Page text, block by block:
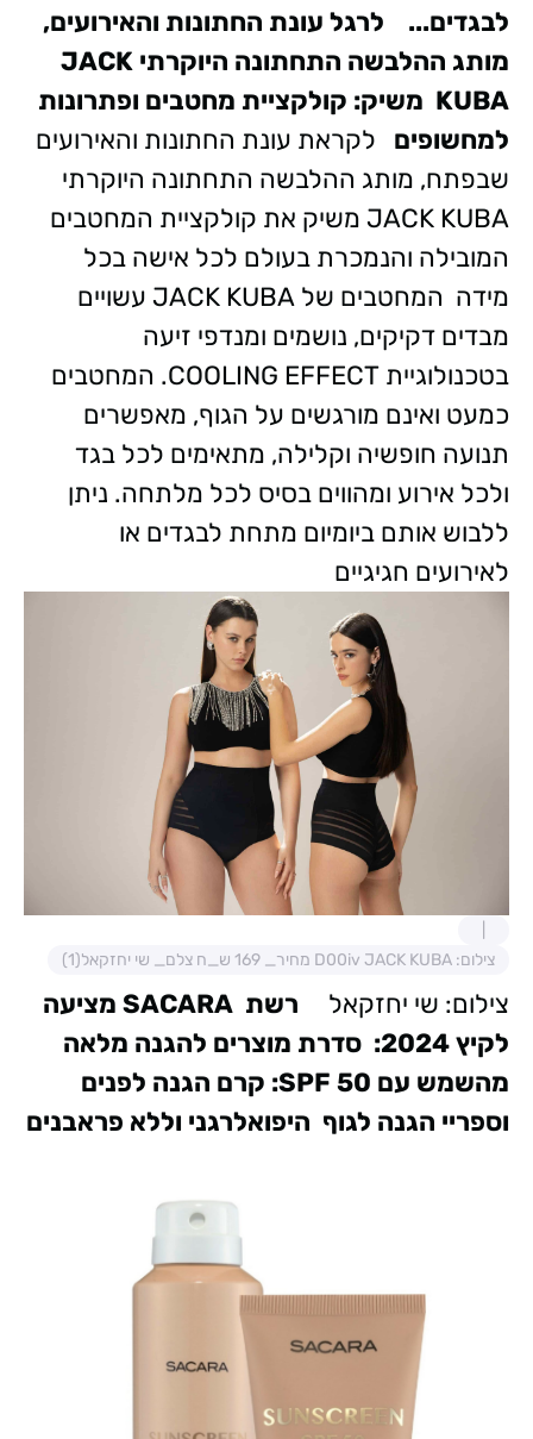
לבגדים...
לרגל עונת החתונות והאירועים,
מותג ההלבשה התחתונה היוקרתי JACK
KUBA משיק:
קולקציית מחטבים ופתרונות
למחשופים
לקראת עונת החתונות והאירועים
שבפתח, מותג ההלבשה התחתונה היוקרתי
JACK KUBA משיק את קולקציית המחטבים
המובילה והנמכרת בעולם לכל אישה בכל
מידה
המחטבים של JACK KUBA עשויים
מבדים דקיקים, נושמים ומנדפי זיעה
בטכנולוגיית COOLING EFFECT. המחטבים
כמעט ואינם מורגשים על הגוף, מאפשרים
תנועה חופשיה וקלילה, מתאימים לכל בגד
ולכל אירוע ומהווים בסיס לכל מלתחה. ניתן
ללבוש אותם ביומיום מתחת לבגדים או
לאירועים חגיגיים
צילום: D00iv JACK KUBA מחיר_ 169 ש_ח צלם_ שי יחזקאל(1)
צילום: שי יחזקאל
רשת SACARA מציעה
לקיץ 2024:
סדרת מוצרים להגנה מלאה
מהשמש עם 50 SPF:
קרם הגנה לפנים
וספריי הגנה לגוף היפואלרגני וללא פראבנים